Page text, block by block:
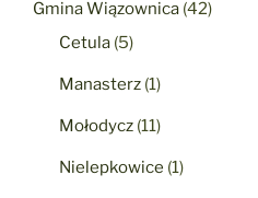
Gmina Wiązownica (42)
Cetula (5)
Manasterz (1)
Mołodycz (11)
Nielepkowice (1)